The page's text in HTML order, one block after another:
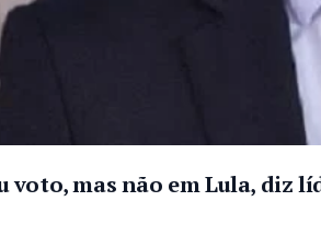
voto, mas não em Lula, diz